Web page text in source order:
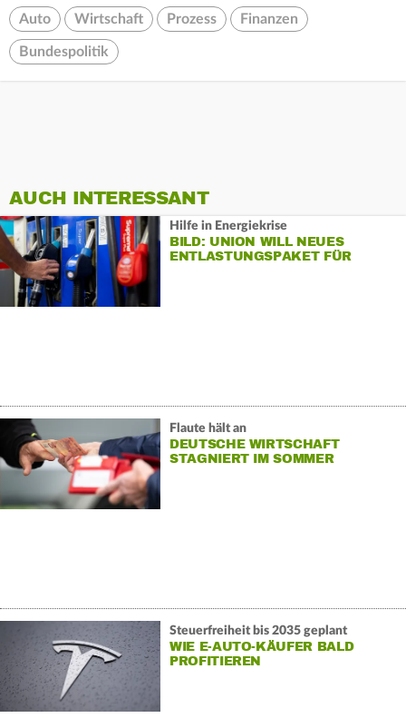
Auto Wirtschaft Prozess Finanzen
Bundespolitik
AUCH INTERESSANT
Hilfe in Energiekrise
BILD: UNION WILL NEUES
ENTLASTUNGSPAKET FÜR
Flaute hält an
DEUTSCHE WIRTSCHAFT
STAGNIERT IM SOMMER
Steuerfreiheit bis 2035 geplant
WIE E-AUTO-KÄUFER BALD
PROFITIEREN